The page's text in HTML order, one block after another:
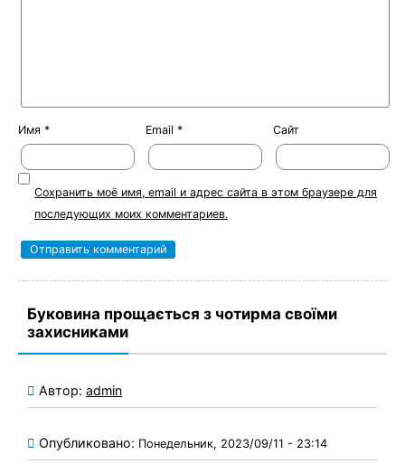
Имя * Email * Сайт
Сохранить моё имя, email и адрес сайта в этом браузере для
последующих моих комментариев.
Буковина прощається з чотирма своїми
захисниками
Автор: admin
Опубликовано: Понедельник, 2023/09/11 - 23:14